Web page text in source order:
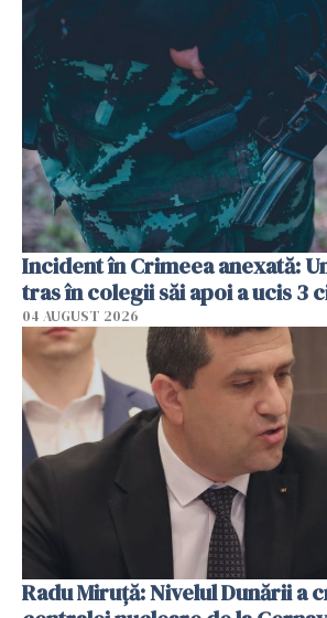
Incident în Crimeea anexată:
tras în colegii săi apoi a ucis 3
04 AUGUST 2026
Radu Miruţă: Nivelul Dunării a